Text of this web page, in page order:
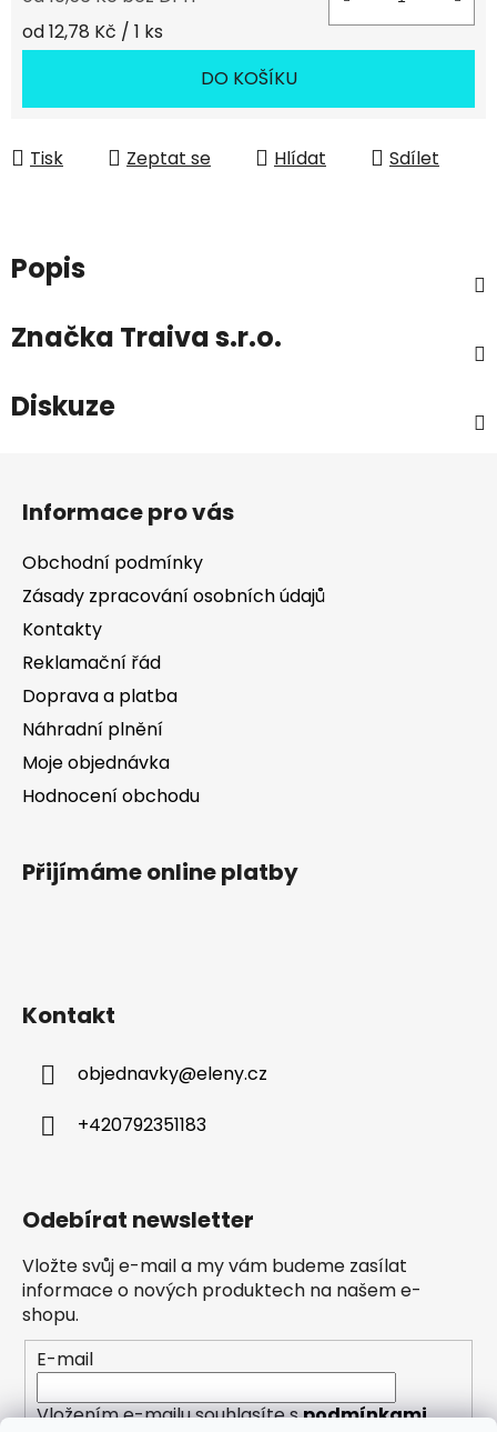
Měrná cena:
od 12,78 Kč / 1 ks
DO KOŠÍKU
Tisk Zeptat se Hlídat Sdílet
Popis
Značka Traiva s.r.o.
Diskuze
Informace pro vás
Obchodní podmínky
Zásady zpracování osobních údajů
Kontakty
Reklamační řád
Doprava a platba
Náhradní plnění
Moje objednávka
Hodnocení obchodu
Přijímáme online platby
Kontakt
objednavky@eleny.cz
+420792351183
Odebírat newsletter
Vložte svůj e-mail a my vám budeme zasílat
informace o nových produktech na našem e-
shopu.
E-mail
Vložením e-mailu souhlasíte spodmínkami